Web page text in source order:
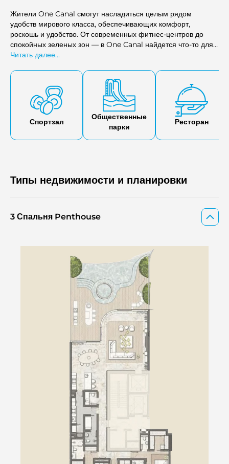
Жители One Canal смогут насладиться целым рядом
удобств мирового класса, обеспечивающих комфорт,
роскошь и удобство. От современных фитнес-центров до
спокойных зеленых зон — в One Canal найдется что-то для
каждого. Проект также предлагает первоклассные услуги и
жителя, позволяя им наслаждаться жизнью, полной
расслабления и легкости.
Читать далее...
Спортзал
Общественные
парки
Ресторан
Типы недвижимости и планировки
3 Спальня Penthouse